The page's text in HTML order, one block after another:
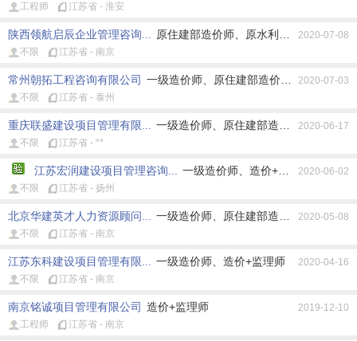
工程师
江苏省 - 淮安
陕西领航启辰企业管理咨询... 原住建部造价师、原水利部造价师、原
2020-07-08
不限
江苏省 - 南京
常州朝拓工程咨询有限公司 一级造价师、原住建部造价师、造价+建
2020-07-03
不限
江苏省 - 泰州
重庆联盛建设项目管理有限... 一级造价师、原住建部造价师、原水利
2020-06-17
不限
江苏省 - **
江苏宏润建设项目管理咨询... 一级造价师、造价+监理师2020-06-02
不限
江苏省 - 扬州
北京华建英才人力资源顾问... 一级造价师、原住建部造价师、原水利
2020-05-08
不限
江苏省 - 南京
江苏东科建设项目管理有限... 一级造价师、造价+监理师
2020-04-16
不限
江苏省 - 南京
南京铭诚项目管理有限公司 造价+监理师
2019-12-10
工程师
江苏省 - 南京